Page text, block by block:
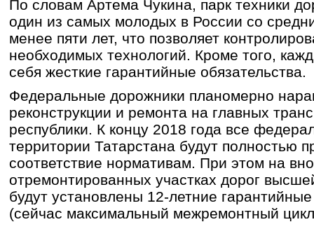
По словам Артема Чукина, парк техники
один из самых молодых в России со
менее пяти лет, что позволяет
необходимых технологий. Кроме того,
себя жесткие гарантийные обязательства.
Федеральные дорожники планомерно
реконструкции и ремонта на главных
республики. К концу 2018 года все
территории Татарстана будут полностью
соответствие нормативам. При этом на
отремонтированных участках дорог
будут установлены 12-летние
(сейчас максимальный межремонтный